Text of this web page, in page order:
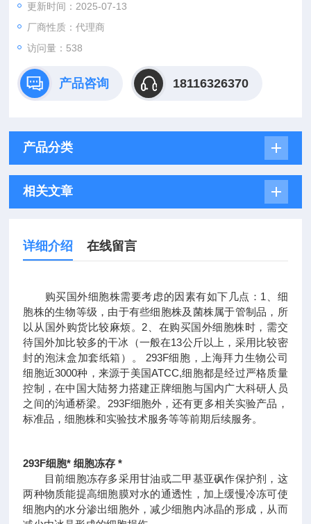
更新时间：2025-07-13
厂商性质：代理商
访问量：538
产品咨询 18116326370
产品分类
相关文章
详细介绍 在线留言
购买国外细胞株需要考虑的因素有如下几点：1、细
胞株的生物等级，由于有些细胞株及菌株属于管制品，所
以从国外购货比较麻烦。2、在购买国外细胞株时，需交
待国外加比较多的干冰（一般在13公斤以上，采用比较密
封的泡沫盒加套纸箱）。
293F细胞，上海拜力生物公司
细胞近3000种，来源于美国ATCC,细胞都是经过严格质量
控制，在中国大陆努力搭建正牌细胞与国内广大科研人员
之间的沟通桥梁。293F细胞外，还有更多相关实验产品，
标准品，细胞株和实验技术服务等等前期后续服务。
293F细胞* 细胞冻存 *
目前细胞冻存多采用甘油或二甲基亚砜作保护剂，这
两种物质能提高细胞膜对水的通透性，加上缓慢冷冻可使
细胞内的水分渗出细胞外，减少细胞内冰晶的形成，从而